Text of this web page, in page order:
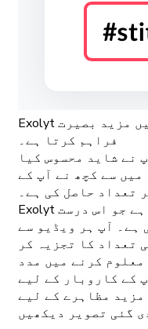
Exolyt آپ کو آپ کے تمام ویڈیوز میں مزید بصیرت
فراہم کرتا ہے۔
نے شاید محسوس کیا
میں سے کچھ نے آپ کے
تعداد حاصل کی ہے۔
Exolyt نے ایک خصوصیت نافذ کی ہے جو اس درست
ہے۔ آپ ہر ویڈیو سے
تعداد کا تجزیہ کر
کرنے میں مدد
کے کاروبار کے لیے
مظاہرے کے لیے